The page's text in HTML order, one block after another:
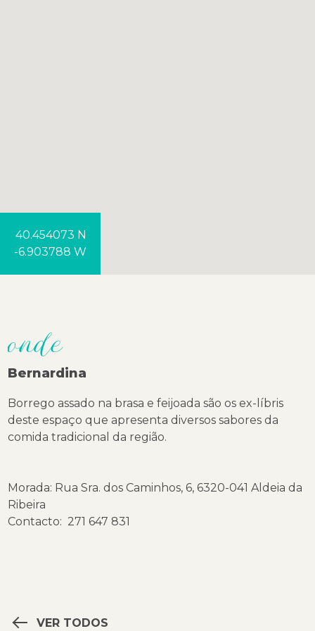
40.454073 N
-6.903788 W
onde
Bernardina
Borrego assado na brasa e feijoada são os ex-líbris
deste espaço que apresenta diversos sabores da
comida tradicional da região.
Morada: Rua Sra. dos Caminhos, 6, 6320-041 Aldeia da
Ribeira
Contacto: 271 647 831
VER TODOS